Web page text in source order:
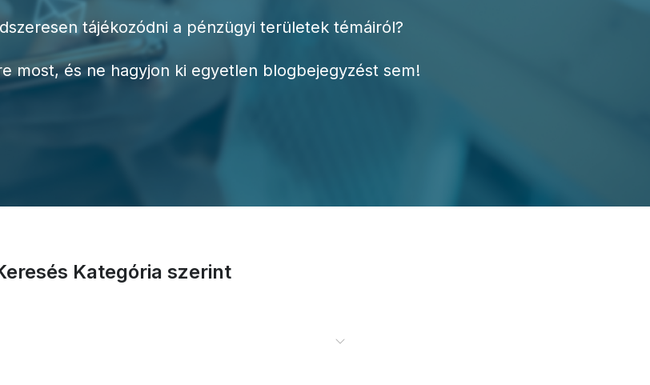
tájékozódni a pénzügyi területek témáiról?
most, és ne hagyjon ki egyetlen blogbejegyzést sem!
Kategória szerint